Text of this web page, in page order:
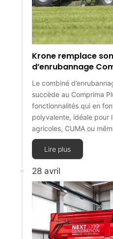
Krone remplace
d’enrubannage
Le combiné
succède au Comprima
fonctionnalités qui en
polyvalente, idéale pour
agricoles, CUMA ou
Lire plus
28 avril